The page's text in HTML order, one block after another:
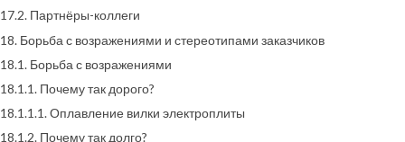
17.2. Партнёры-коллеги
18. Борьба с возражениями и стереотипами заказчиков
18.1. Борьба с возражениями
18.1.1. Почему так дорого?
18.1.1.1. Оплавление вилки электроплиты
18.1.2. Почему так долго?